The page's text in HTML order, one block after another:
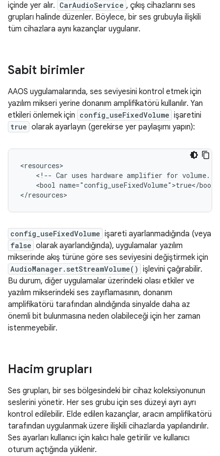
içinde yer alır. CarAudioService , çıkış cihazlarını ses
grupları halinde düzenler. Böylece, bir ses grubuyla ilişkili
tüm cihazlara aynı kazançlar uygulanır.
Sabit birimler
AAOS uygulamalarında, ses seviyesini kontrol etmek için
yazılım mikseri yerine donanım amplifikatörü kullanılır. Yan
etkileri önlemek için config_useFixedVolume işaretini
true olarak ayarlayın (gerekirse yer paylaşımı yapın):
<resources>
<!-- Car uses hardware amplifier for volume.
    <bool name="config_useFixedVolume">true</bool>
config_useFixedVolume işareti ayarlanmadığında (veya
false olarak ayarlandığında), uygulamalar yazılım
mikserinde akış türüne göre ses seviyesini değiştirmek için
AudioManager.setStreamVolume() işlevini çağırabilir.
Bu durum, diğer uygulamalar üzerindeki olası etkiler ve
yazılım mikserindeki ses zayıflamasının, donanım
amplifikatörü tarafından alındığında sinyalde daha az
önemli bit bulunmasına neden olabileceği için her zaman
istenmeyebilir.
Hacim grupları
Ses grupları, bir ses bölgesindeki bir cihaz koleksiyonunun
seslerini yönetir. Her ses grubu için ses düzeyi ayrı ayrı
kontrol edilebilir. Elde edilen kazançlar, aracın amplifikatörü
tarafından uygulanmak üzere ilişkili cihazlarda yapılandırılır.
Ses ayarları kullanıcı için kalıcı hale getirilir ve kullanıcı
oturum açtığında yüklenir.